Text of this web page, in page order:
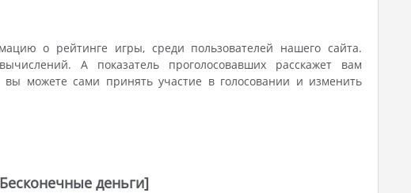
о рейтинге игры, среди пользователей нашего сайта.
А показатель проголосовавших расскажет вам
вы можете сами принять участие в голосовании и изменить
деньги]